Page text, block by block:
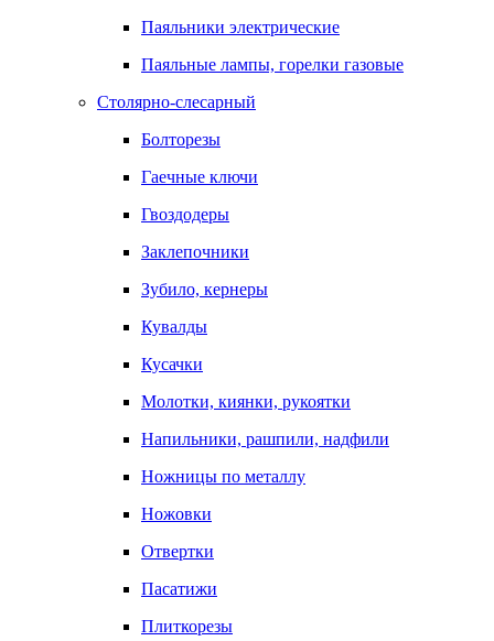
Паяльники электрические
Паяльные лампы, горелки газовые
Столярно-слесарный
Болторезы
Гаечные ключи
Гвоздодеры
Заклепочники
Зубило, кернеры
Кувалды
Кусачки
Молотки, киянки, рукоятки
Напильники, рашпили, надфили
Ножницы по металлу
Ножовки
Отвертки
Пасатижи
Плиткорезы